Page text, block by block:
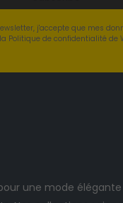
j'accepte que mes
Politique de confidentialité de
une mode